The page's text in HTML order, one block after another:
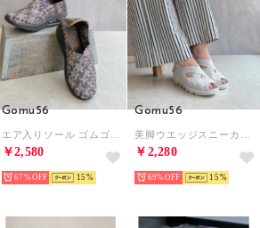
Gomu56
￥2,580
67% 15
Gomu56
￥2,280
69% 15